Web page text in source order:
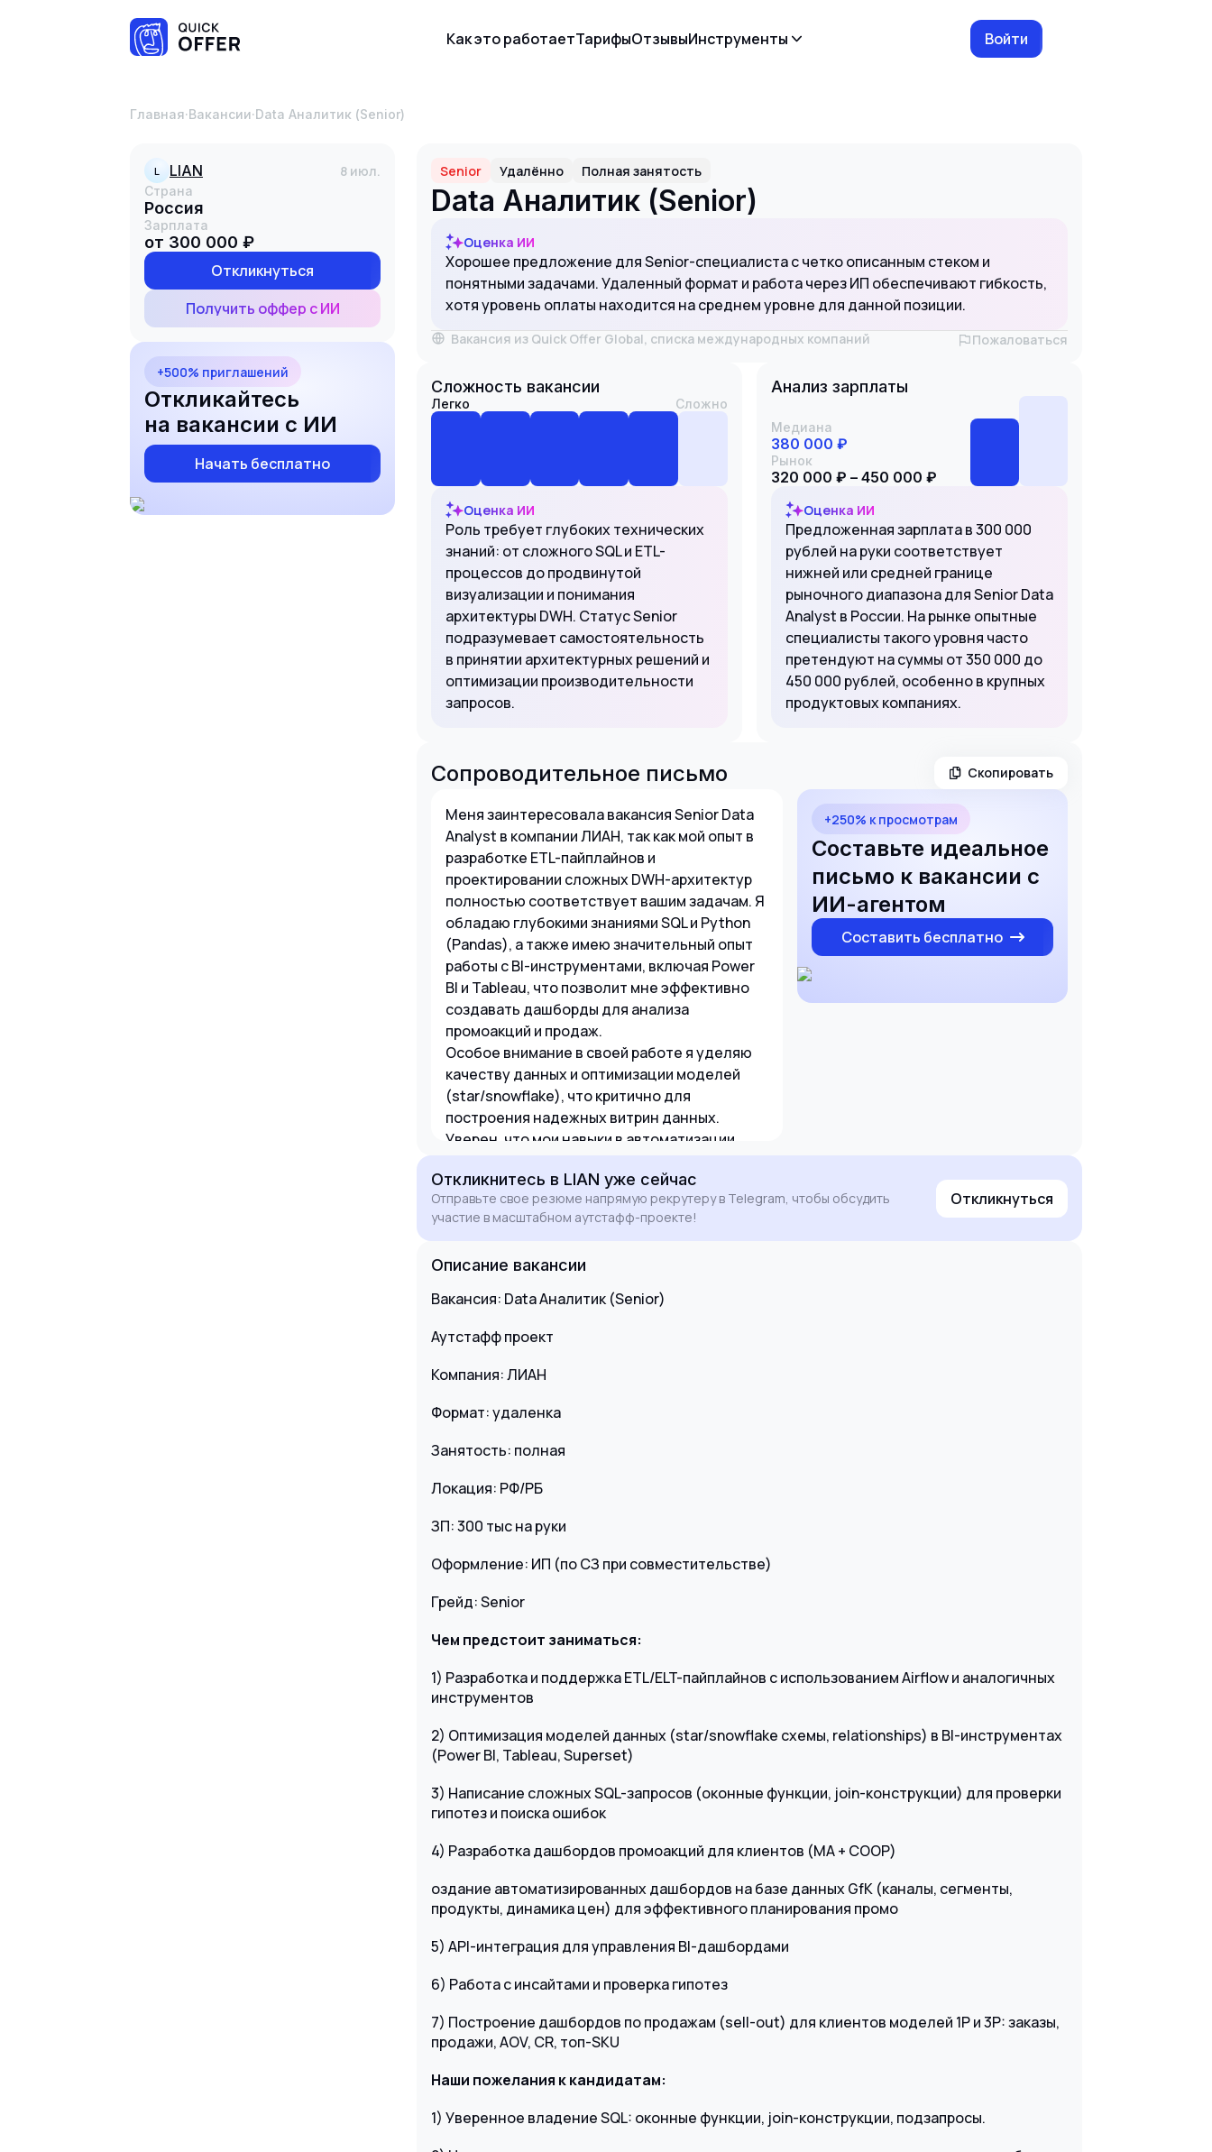
Как это работаетТарифыОтзывыИнструменты Войти
Главная·Вакансии· Data Аналитик (Senior)
L LIAN 8 июл.
Страна
Россия
Зарплата
от 300 000 ₽
Откликнуться
Получить оффер с ИИ
+500% приглашений
Откликайтесь
на вакансии с ИИ
Начать бесплатно
Senior Удалённо Полная занятость
Data Аналитик (Senior)
Оценка ИИ
Хорошее предложение для Senior-специалиста с четко описанным стеком и
понятными задачами. Удаленный формат и работа через ИП обеспечивают гибкость,
хотя уровень оплаты находится на среднем уровне для данной позиции.
Вакансия из Quick Offer Global, списка международных компаний Пожаловаться
Сложность вакансии
Легко Сложно
Оценка ИИ
Роль требует глубоких технических
знаний: от сложного SQL и ETL-
процессов до продвинутой
визуализации и понимания
архитектуры DWH. Статус Senior
подразумевает самостоятельность
в принятии архитектурных решений и
оптимизации производительности
запросов.
Анализ зарплаты
Медиана
380 000 ₽
Рынок
320 000 ₽ – 450 000 ₽
Оценка ИИ
Предложенная зарплата в 300 000
рублей на руки соответствует
нижней или средней границе
рыночного диапазона для Senior Data
Analyst в России. На рынке опытные
специалисты такого уровня часто
претендуют на суммы от 350 000 до
450 000 рублей, особенно в крупных
продуктовых компаниях.
Сопроводительное письмо Скопировать
Меня заинтересовала вакансия Senior Data
Analyst в компании ЛИАН, так как мой опыт в
разработке ETL-пайплайнов и
проектировании сложных DWH-архитектур
полностью соответствует вашим задачам. Я
обладаю глубокими знаниями SQL и Python
(Pandas), а также имею значительный опыт
работы с BI-инструментами, включая Power
BI и Tableau, что позволит мне эффективно
создавать дашборды для анализа
промоакций и продаж.
Особое внимание в своей работе я уделяю
качеству данных и оптимизации моделей
(star/snowflake), что критично для
построения надежных витрин данных.
Уверен, что мои навыки в автоматизации
помогут вашей команде быстрее получать
ценные инсайты и оптимизировать бизнес-
процессы. Буду рад обсудить, как мой опыт
+250% к просмотрам
Составьте идеальное
письмо к вакансии с
ИИ-агентом
Составить бесплатно
Откликнитесь в LIAN уже сейчас
Отправьте свое резюме напрямую рекрутеру в Telegram, чтобы обсудить
участие в масштабном аутстафф-проекте!
Откликнуться
Описание вакансии
Вакансия: Data Аналитик (Senior)
Аутстафф проект
Компания: ЛИАН
Формат: удаленка
Занятость: полная
Локация: РФ/РБ
ЗП: 300 тыс на руки
Оформление: ИП (по СЗ при совместительстве)
Грейд: Senior
Чем предстоит заниматься:
1) Разработка и поддержка ETL/ELT-пайплайнов с использованием Airflow и аналогичных
инструментов
2) Оптимизация моделей данных (star/snowflake схемы, relationships) в BI-инструментах
(Power BI, Tableau, Superset)
3) Написание сложных SQL-запросов (оконные функции, join-конструкции) для проверки
гипотез и поиска ошибок
4) Разработка дашбордов промоакций для клиентов (MA + COOP)
оздание автоматизированных дашбордов на базе данных GfK (каналы, сегменты,
продукты, динамика цен) для эффективного планирования промо
5) API-интеграция для управления BI-дашбордами
6) Работа с инсайтами и проверка гипотез
7) Построение дашбордов по продажам (sell-out) для клиентов моделей 1P и 3P: заказы,
продажи, AOV, CR, топ-SKU
Наши пожелания к кандидатам:
1) Уверенное владение SQL: оконные функции, join-конструкции, подзапросы.